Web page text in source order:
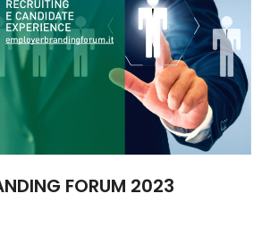
FORUM 2023